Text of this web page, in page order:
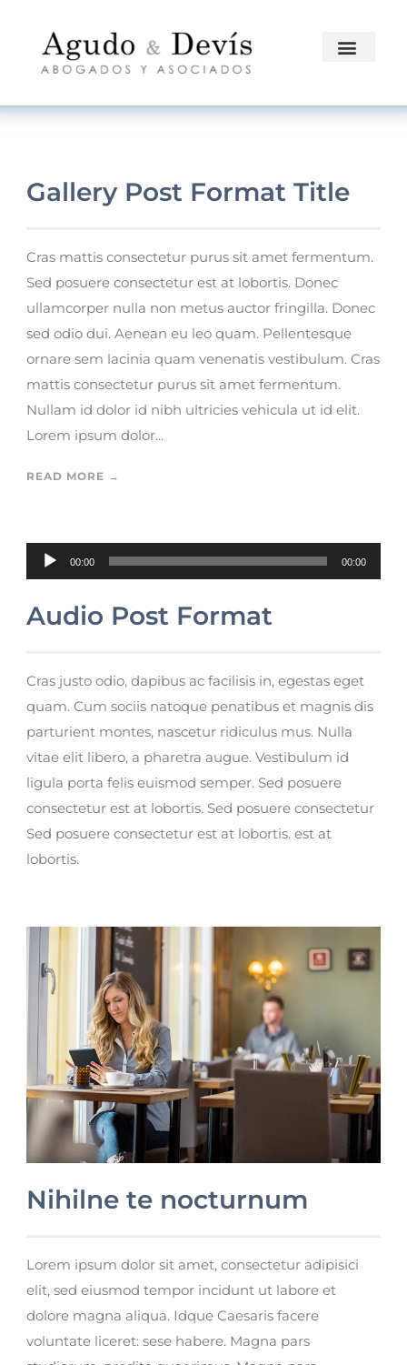
Gallery Post Format Title
Cras mattis consectetur purus sit amet fermentum.
Sed posuere consectetur est at lobortis. Donec
ullamcorper nulla non metus auctor fringilla. Donec
sed odio dui. Aenean eu leo quam. Pellentesque
ornare sem lacinia quam venenatis vestibulum. Cras
mattis consectetur purus sit amet fermentum.
Nullam id dolor id nibh ultricies vehicula ut id elit.
Lorem ipsum dolor...
READ MORE →
Reproductor de audio
00:00 00:00
Audio Post Format
Cras justo odio, dapibus ac facilisis in, egestas eget
quam. Cum sociis natoque penatibus et magnis dis
parturient montes, nascetur ridiculus mus. Nulla
vitae elit libero, a pharetra augue. Vestibulum id
ligula porta felis euismod semper. Sed posuere
consectetur est at lobortis. Sed posuere consectetur
Sed posuere consectetur est at lobortis. est at
lobortis.
Nihilne te nocturnum
Lorem ipsum dolor sit amet, consectetur adipisici
elit, sed eiusmod tempor incidunt ut labore et
dolore magna aliqua. Idque Caesaris facere
voluntate liceret: sese habere. Magna pars